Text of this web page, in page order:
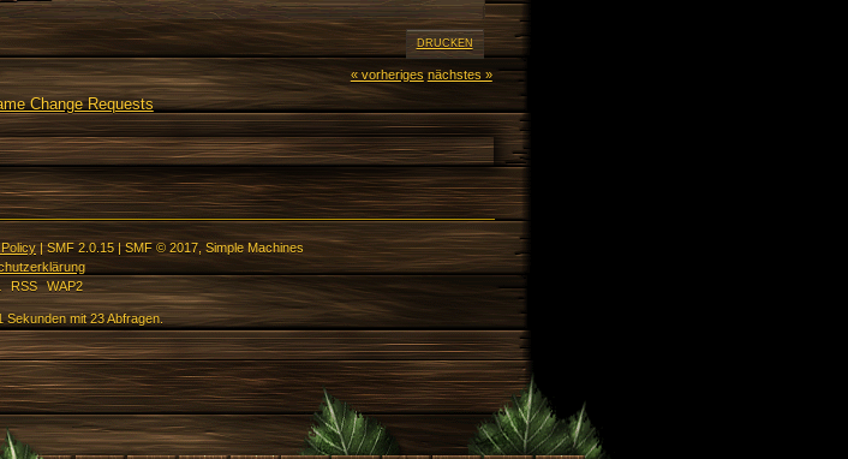
DRUCKEN
« vorheriges nächstes »
Change Requests
|SMF 2.0.15 |SMF © 2017 Simple Machines
RSS WAP2
Sekunden mit 23 Abfragen.